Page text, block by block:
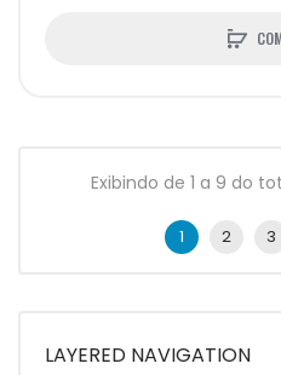
LAYERED NAVIGATION
Exibindo de 1 a 9 do
1 2 3